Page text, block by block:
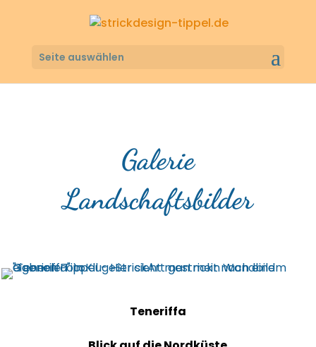
Seite auswählen
Galerie
Landschaftsbilder
Teneriffa